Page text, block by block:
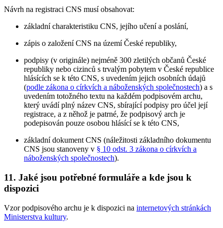
Návrh na registraci CNS musí obsahovat:
základní charakteristiku CNS, jejího učení a poslání,
zápis o založení CNS na území České republiky,
podpisy (v originále) nejméně 300 zletilých občanů České
republiky nebo cizinců s trvalým pobytem v České republice
hlásících se k této CNS, s uvedením jejich osobních údajů
(podle zákona o církvích a náboženských společnostech) a s
uvedením totožného textu na každém podpisovém archu,
který uvádí plný název CNS, sbírající podpisy pro účel její
registrace, a z něhož je patrné, že podpisový arch je
podepisován pouze osobou hlásící se k této CNS,
základní dokument CNS (náležitosti základního dokumentu
CNS jsou stanoveny v § 10 odst. 3 zákona o církvích a
náboženských společnostech).
11. Jaké jsou potřebné formuláře a kde jsou k
dispozici
Vzor podpisového archu je k dispozici na internetových stránkách
Ministerstva kultury.